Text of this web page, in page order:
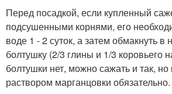
Перед посадкой, если купленный
подсушенными корнями, его
воде 1 - 2 суток, а затем обмакнуть
болтушку (2/3 глины и 1/3 коровьего
болтушки нет, можно сажать и так,
раствором марганцовки обязательно.